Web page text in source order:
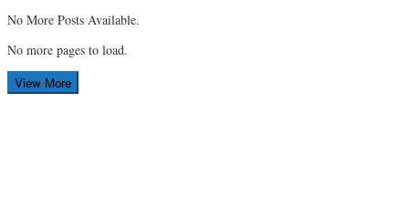
No More Posts Available.
No more pages to load.
View More